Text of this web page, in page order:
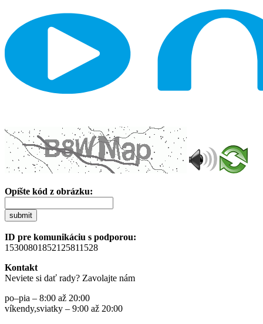
Opíšte kód z obrázku:
submit
ID pre komunikáciu s podporou:
15300801852125811528
Kontakt
Neviete si dať rady? Zavolajte nám
po–pia – 8:00 až 20:00
víkendy,sviatky – 9:00 až 20:00